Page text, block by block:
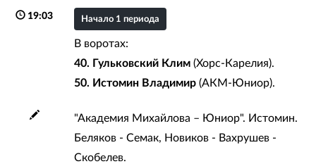
19:03 Начало 1 периода
В воротах:
40. Гульковский Клим(Хорс-Карелия).
50. Истомин Владимир(АКМ-Юниор).
"Академия Михайлова – Юниор". Истомин.
Беляков - Семак, Новиков - Вахрушев -
Скобелев.